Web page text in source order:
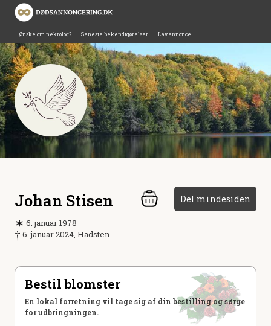
Ønske om nekrolog? Seneste bekendtgørelser Lav annonce
Johan Stisen Del mindesiden
6. januar 1978
6. januar 2024, Hadsten
Bestil blomster
En lokal forretning vil tage sig af din bestilling og sørge
for udbringningen.